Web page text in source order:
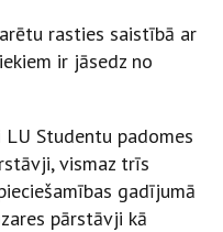
rasties saistībā ar
ir jāsedz no
Studentu padomes
vismaz trīs
gadījumā
pārstāvji kā